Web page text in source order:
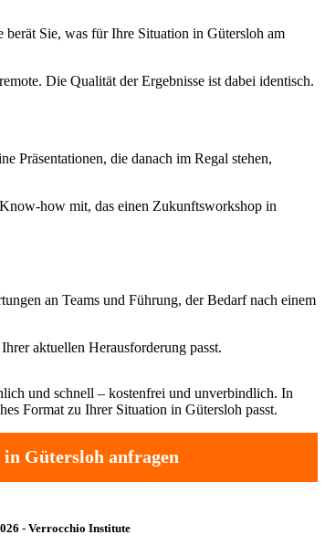
Sie, was für Ihre Situation in Gütersloh am
Die Qualität der Ergebnisse ist dabei identisch.
Präsentationen, die danach im Regal stehen,
how mit, das einen Zukunftsworkshop in
an Teams und Führung, der Bedarf nach einem
aktuellen Herausforderung passt.
und schnell – kostenfrei und unverbindlich. In
Format zu Ihrer Situation in Gütersloh passt.
Gütersloh anfragen
- Verrocchio Institute